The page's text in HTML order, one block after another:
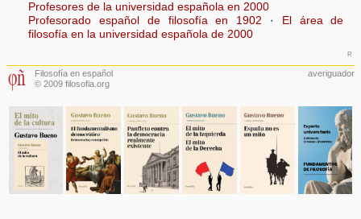
Profesores de la universidad española en 2000
Profesorado español de filosofía en 1902 ·
El área de
filosofía en la universidad española de 2000
r
Filosofía en español
© 2009 filosofia.org
averiguador